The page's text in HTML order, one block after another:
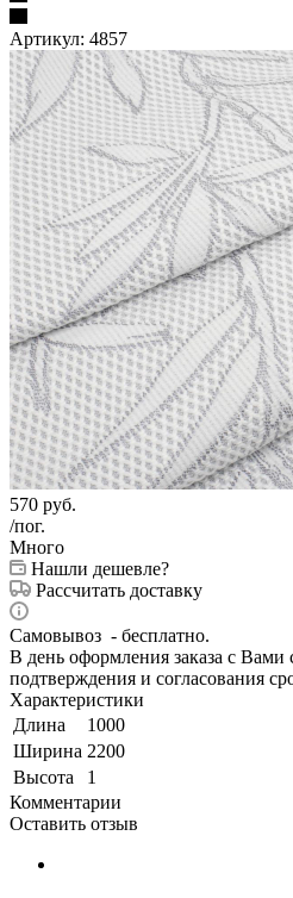
Артикул: 4857
570 руб.
/пог.
Много
Нашли дешевле?
Рассчитать доставку
Самовывоз - бесплатно.
В день оформления заказа с
подтверждения и согласования
Характеристики
Длина
1000
Ширина 2200
Высота
1
Комментарии
Оставить отзыв